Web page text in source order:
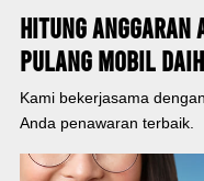
Hitung Anggaran
Pulang Mobil
Kami bekerjasama
Anda penawaran terbaik.